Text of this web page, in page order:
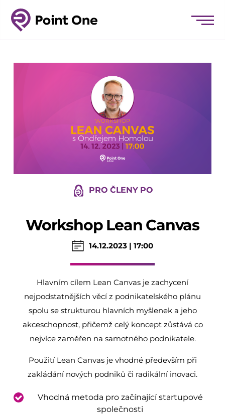
PRO ČLENY PO
Workshop Lean Canvas
14.12.2023 | 17:00
Hlavním cílem Lean Canvas je zachycení
nejpodstatnějších věcí z podnikatelského plánu
spolu se strukturou hlavních myšlenek a jeho
akceschopnost, přičemž celý koncept zůstává co
nejvíce zaměřen na samotného podnikatele.
Použití Lean Canvas je vhodné především při
zakládání nových podniků či radikální inovaci.
Vhodná metoda pro začínající startupové
společnosti